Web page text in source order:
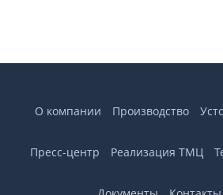
из 1
О компании Производство
Пресс-центр Реализация ТМЦ